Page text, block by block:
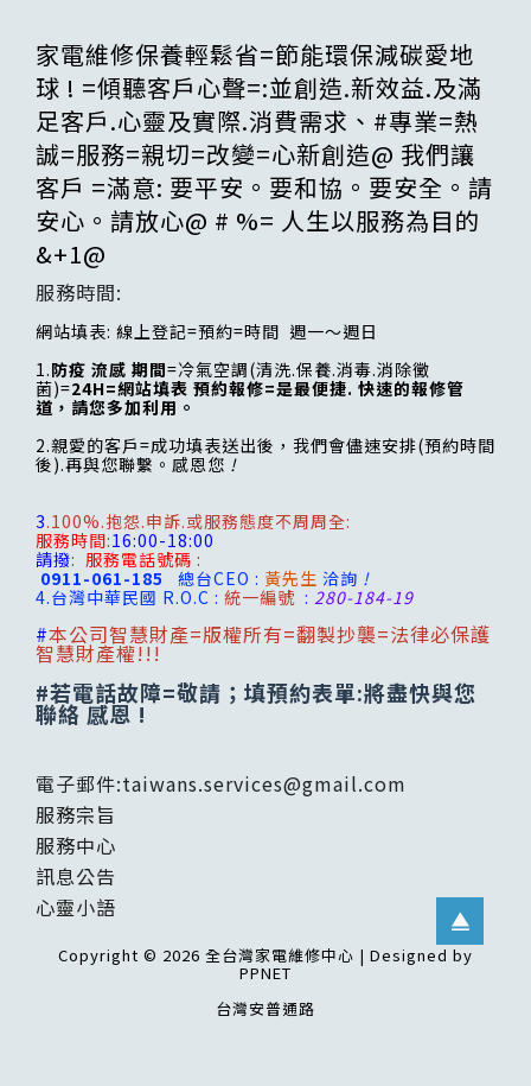
家電維修保養輕鬆省=節能環保減碳愛地
球 ! =傾聽客戶心聲=:並創造.新效益.及滿
足客戶.心靈及實際.消費需求、#專業=熱
誠=服務=親切=改變=心新創造@ 我們讓
客戶 =滿意: 要平安。要和協。要安全。請
安心。請放心@ # %= 人生以服務為目的
&+1@
服務時間:
網站填表: 線上登記=預約=時間 週一～週日
1.防疫 流感 期間=冷氣空調(清洗.保養.消毒.消除黴
菌)=24H=網站填表 預約報修=是最便捷. 快速的報修管
道，請您多加利用。
2.親愛的客戶=成功填表送出後，我們會儘速安排(預約時間
後).再與您聯繫。感恩您 !
3.100%.抱怨.申訴.或服務態度不周周全:
服務時間:16:00-18:00
請撥: 服務電話號碼 :
0911-061-185 總台CEO : 黃先生 洽詢 !
4.台灣中華民國 R.O.C : 統一編號 : 280-184-19
#本公司智慧財產=版權所有=翻製抄襲=法律必保護
智慧財產權!!!
#若電話故障=敬請；填預約表單:將盡快與您
聯絡 感恩 !
電子郵件:taiwans.services@gmail.com
服務宗旨
服務中心
訊息公告
心靈小語
Copyright © 2026 全台灣家電維修中心 | Designed by
PPNET
台灣安普通路